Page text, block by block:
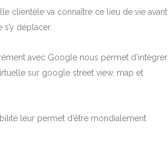
clientèle va connaître ce lieu de vie avant
déplacer.
avec Google nous permet d’intégrer
sur google street view, map et
leur permet d’être mondialement